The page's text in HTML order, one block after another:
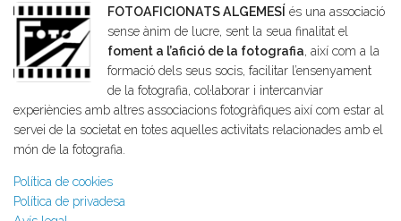
FOTOAFICIONATS ALGEMESÍ és una associació
sense ànim de lucre, sent la seua finalitat el
foment a l’afició de la fotografia, així com a la
formació dels seus socis, facilitar l’ensenyament
de la fotografia, col·laborar i intercanviar
experiències amb altres associacions fotogràfiques així com estar al
servei de la societat en totes aquelles activitats relacionades amb el
món de la fotografia.
Política de cookies
Política de privadesa